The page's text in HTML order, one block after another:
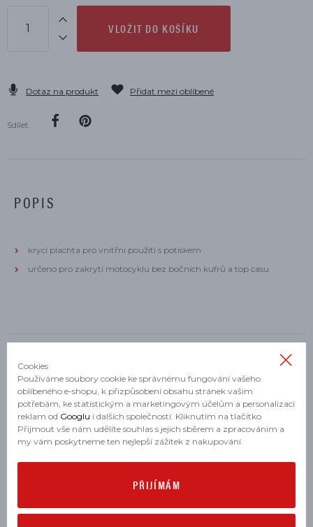
VLOŽIT DO KOŠÍKU
Dotaz na produkt Přidat mezi oblíbené
Sdílet
POPIS
krycí plachta pro vnitřní použití s potiskem
určeno pro zakrytí motocyklu bez bočních kufrů a top casu
MOHLO BY SE VÁM HODIT
Cookies
Používáme soubory cookie ke správnému fungování vašeho
oblíbeného e-shopu, k přizpůsobení obsahu stránek vašim
potřebám, ke statistickým a marketingovým účelům a personalizaci
reklam od Googlu i dalších společností. Kliknutím na tlačítko
Přijmout vše nám udělíte souhlas s jejich sběrem a zpracováním a
my vám poskytneme ten nejlepší zážitek z nakupování.
PŘIJÍMÁM